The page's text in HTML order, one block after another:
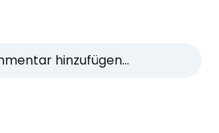
hinzufügen...